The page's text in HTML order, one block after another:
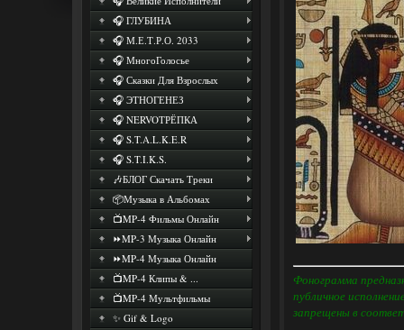
🎧 ГЛУБИНА
🎧 М.Е.Т.Р.О. 2033
🎧 МногоГолосье
🎧 Сказки Для Взрослых
🎧 ЭТНОГЕНЕЗ
🎧 NERVOТРЁПКА
🎧 S.T.A.L.K.E.R
🎧 S.T.I.K.S.
🎶БЛОГ Скачать Треки
📦Музыка в Альбомах
📺MP-4 Фильмы Онлайн
⏩MP-3 Музыка Онлайн
⏩MP-4 Музыка Онлайн
📺MP-4 Клипы & ...
📺MP-4 Мультфильмы
✨ Gif & Logo
Фонограмма
публичное
запрещены в